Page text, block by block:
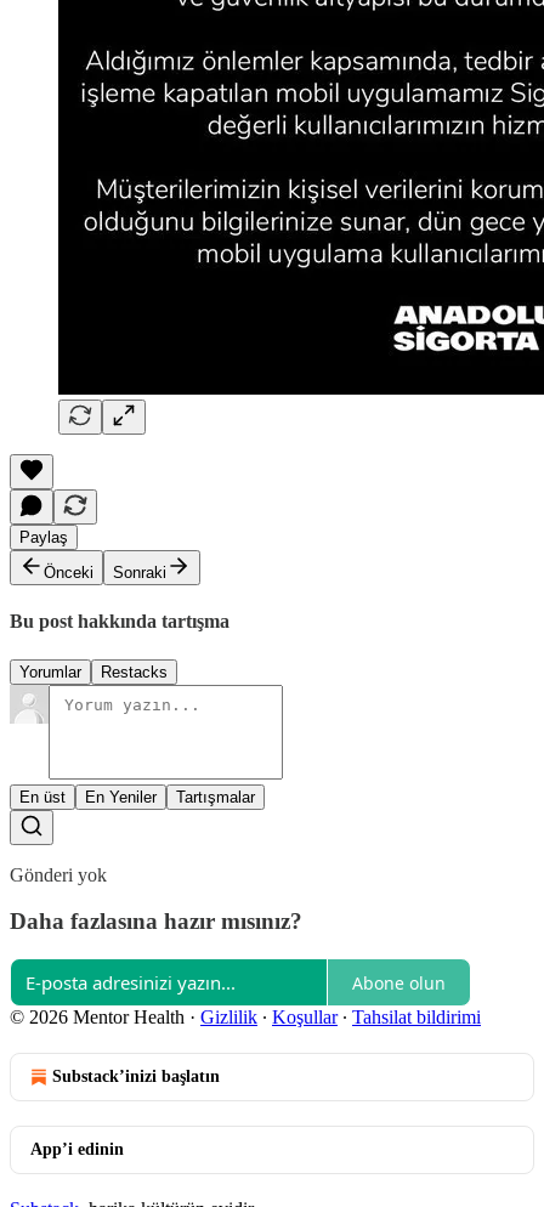
Paylaş
Önceki
Sonraki
Bu post hakkında tartışma
Yorumlar Restacks
En üst En Yeniler Tartışmalar
Gönderi yok
Daha fazlasına hazır mısınız?
Abone olun
© 2026 Mentor Health · Gizlilik ∙ Koşullar∙ Tahsilat bildirimi
Substack’inizi başlatın
App’i edinin